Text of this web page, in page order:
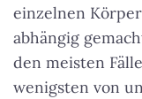
einzelnen
abhängig
den meisten
wenigsten von